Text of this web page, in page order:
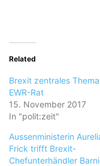
Related
Brexit zentrales
EWR-Rat
15. November 2017
In "polit:zeit"
Aussenministerin
Frick trifft Brexit-
Chefunterhändler